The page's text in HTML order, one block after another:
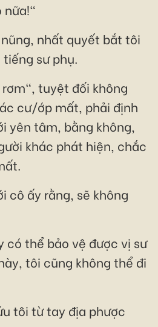
nữa!"
nhất quyết bắt tôi
sư phụ.
tuyệt đối không
cư/ớp mất, phải định
yên tâm, bằng không,
khác phát hiện, chắc
cô ấy rằng, sẽ không
có thể bảo vệ được vị sư
tôi cũng không thể đi
tôi từ tay địa phược